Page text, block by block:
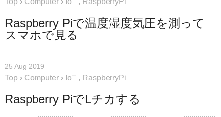
Raspberry Piで温度湿度気圧を測って
スマホで見る
25 Aug 2019
Top › Computer › IoT , RaspberryPi
Raspberry PiでLチカする